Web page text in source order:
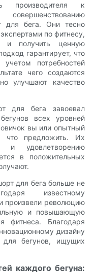
производителя к
для бега. Они тесно
по фитнесу,
и получить ценную
гарантирует, что
потребностей
чего создаются
улучшают качество
для бега завоевал
всех уровней
вы или опытный
что предложить. Их
и удовлетворению
в положительных
для бега больше не
известному
произвели революцию
и повышающую
фитнеса. Благодаря
дизайну
бегунов, ищущих
каждого бегуна: